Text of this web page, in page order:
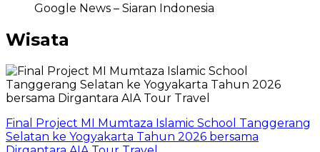
Google News – Siaran Indonesia
Wisata
Final Project MI Mumtaza Islamic School Tanggerang
Selatan ke Yogyakarta Tahun 2026 bersama